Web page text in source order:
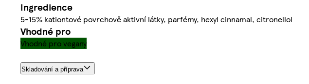
Ingredience
5-15% kationtové povrchově aktivní látky, parfémy, hexyl cinnamal, citronellol
Vhodné pro
Vhodné pro vegany
Skladování a příprava